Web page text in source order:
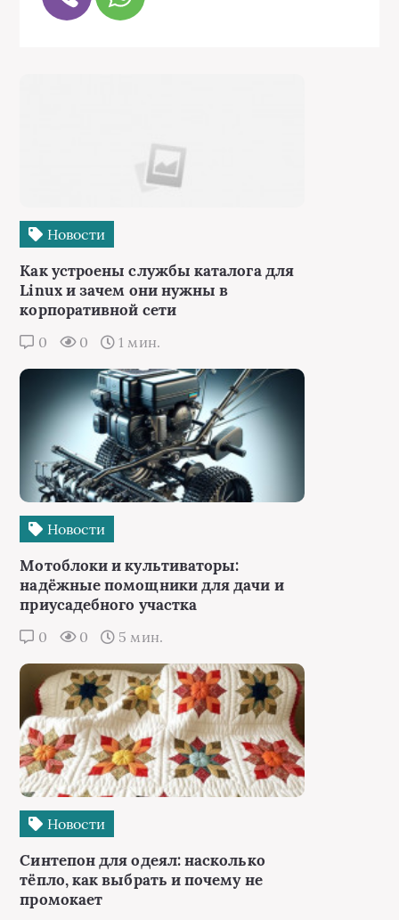
Новости
Как устроены службы каталога для
Linux и зачем они нужны в
корпоративной сети
0 0 1 мин.
Новости
Мотоблоки и культиваторы:
надёжные помощники для дачи и
приусадебного участка
0 0 5 мин.
Новости
Синтепон для одеял: насколько
тёпло, как выбрать и почему не
промокает